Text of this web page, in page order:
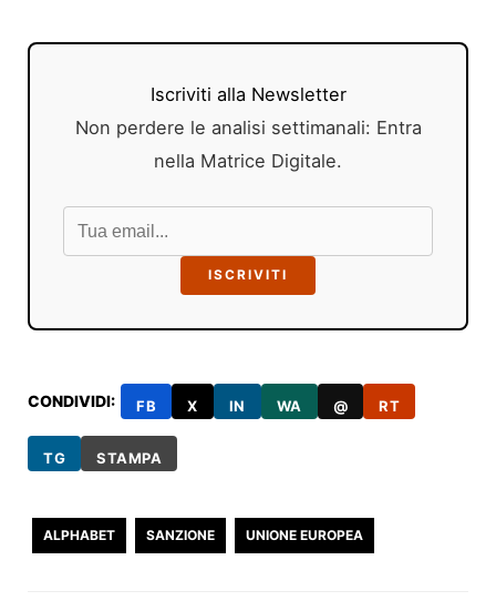
Iscriviti alla Newsletter
Non perdere le analisi settimanali: Entra
nella Matrice Digitale.
ISCRIVITI
CONDIVIDI: FB X IN WA @ RT
TG STAMPA
ALPHABET SANZIONE UNIONE EUROPEA